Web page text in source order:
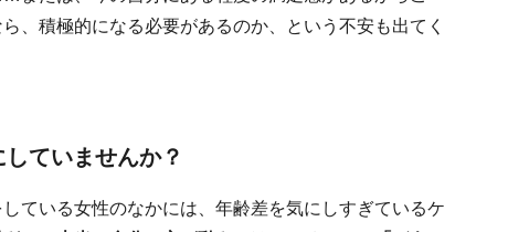
、積極的になる必要があるのか、という不安も出てく
ていませんか？
ている女性のなかには、年齢差を気にしすぎているケ